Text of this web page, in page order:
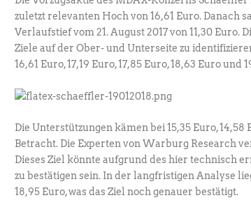
zuletzt relevanten Hoch von 16,61 Euro. Danach
Verlaufstief vom 21. August 2017 von 11,30 Euro.
Ziele auf der Ober- und Unterseite zu
16,61 Euro, 17,19 Euro, 17,85 Euro, 18,63 Euro und
Die Unterstützungen kämen bei 15,35 Euro, 14,58
Betracht. Die Experten von Warburg Research
Dieses Ziel könnte aufgrund des hier technisch
zu bestätigen sein. In der langfristigen Analyse
18,95 Euro, was das Ziel noch genauer bestätigt.